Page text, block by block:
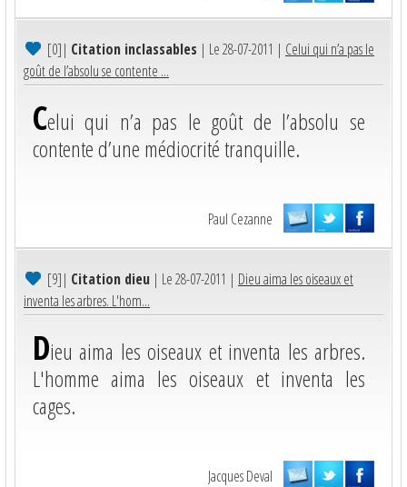
[0]| Citation inclassables | Le 28-07-2011 | Celui qui n’a pas le
goût de l’absolu se contente ...
Celui qui n’a pas le goût de l’absolu se
contente d’une médiocrité tranquille.
Paul Cezanne
[9]| Citation dieu | Le 28-07-2011 | Dieu aima les oiseaux et
inventa les arbres. L'hom...
Dieu aima les oiseaux et inventa les arbres.
L'homme aima les oiseaux et inventa les
cages.
Jacques Deval